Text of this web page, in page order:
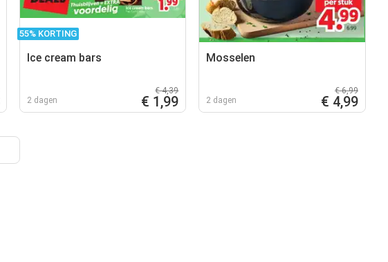
55% KORTING
Ice cream bars
2 dagen
€ 4,39
€ 1,99
Mosselen
2 dagen
€ 6,99
€ 4,99